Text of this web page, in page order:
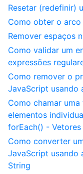
Resetar (redefinir)
Como obter o arco
Remover espaços
Como validar um
expressões
Como remover o
JavaScript usando
Como chamar
elementos
forEach() -
Como converter
JavaScript usando
String